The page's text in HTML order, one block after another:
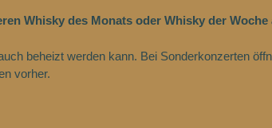
Whisky des Monats oder Whisky der Woche
beheizt werden kann. Bei Sonderkonzerten
vorher.